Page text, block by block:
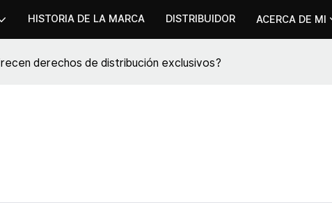
HISTORIA DE LA MARCA DISTRIBUIDOR ACERCA DE MI
derechos de distribución exclusivos?